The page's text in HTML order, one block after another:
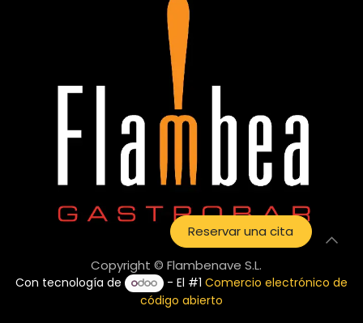
Reservar una cita
Copyright © Flambenave S.L.
Con tecnología de - El #1Comercio electrónico de
código abierto